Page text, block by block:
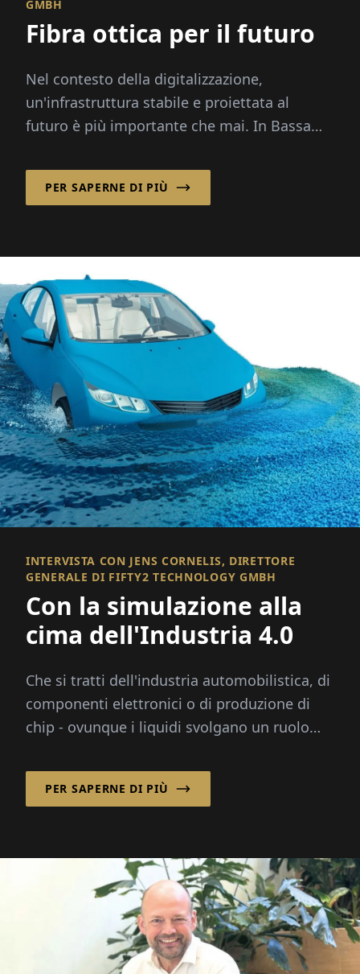
GMBH
Fibra ottica per il futuro
Nel contesto della digitalizzazione,
un'infrastruttura stabile e proiettata al
futuro è più importante che mai. In Bassa
di...
PER SAPERNE DI PIÙ
INTERVISTA CON JENS CORNELIS, DIRETTORE
GENERALE DI FIFTY2 TECHNOLOGY GMBH
Con la simulazione alla
cima dell'Industria 4.0
Che si tratti dell'industria automobilistica, di
componenti elettronici o di produzione di
chip - ovunque i liquidi svolgano un ruolo
PER SAPERNE DI PIÙ